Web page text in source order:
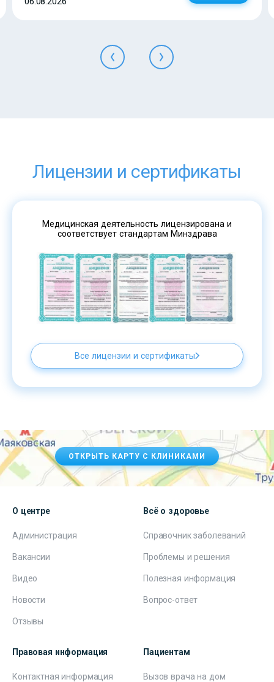
Лицензии и сертификаты
Медицинская деятельность лицензирована и
соответствует стандартам Минздрава
Все лицензии и сертификаты
ОТКРЫТЬ КАРТУ С КЛИНИКАМИ
О центре
Администрация
Вакансии
Видео
Новости
Отзывы
Всё о здоровье
Справочник заболеваний
Проблемы и решения
Полезная информация
Вопрос-ответ
Правовая информация
Контактная информация
Пациентам
Вызов врача на дом